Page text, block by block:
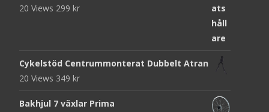
20 Views 299 kr
Cykelstöd Centrummonterat Dubbelt Atran
20 Views 349 kr
Bakhjul 7 växlar Prima